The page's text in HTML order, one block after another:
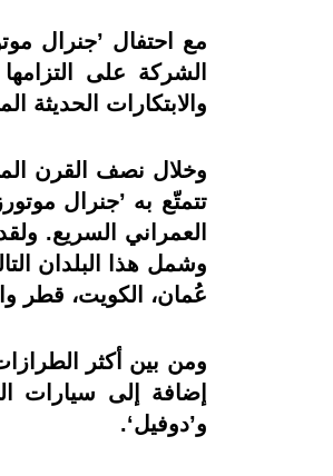
مع احتفال ’جنرال
الشركة على
والابتكارات الحديثة
تتمتّع به ’جنرال
العمراني السريع.
وشمل هذا البلدان
عُمان، الكويت، قطر
ومن بين أكثر
إضافة إلى سيارات
و’دوفيل‘.